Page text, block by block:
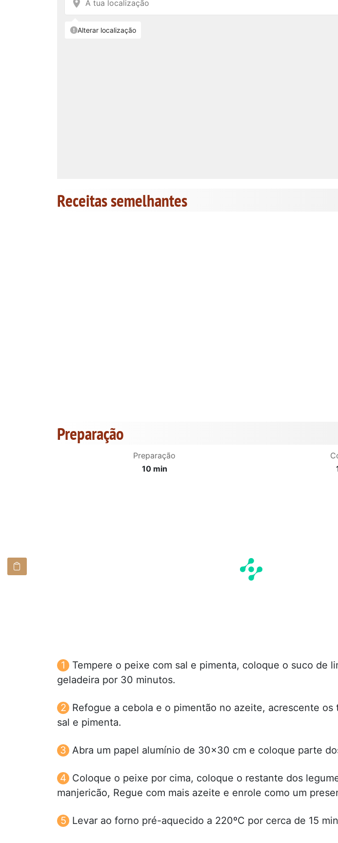
Receitas semelhantes
Preparação
Preparação
10 min
Tempere o peixe com sal e pimenta, coloque o suco de
geladeira por 30 minutos.
Refogue a cebola e o pimentão no azeite, acrescente os
sal e pimenta.
Abra um papel alumínio de 30x30 cm e coloque parte
Coloque o peixe por cima, coloque o restante dos
manjericão, Regue com mais azeite e enrole como um
Levar ao forno pré-aquecido a 220ºC por cerca de 15